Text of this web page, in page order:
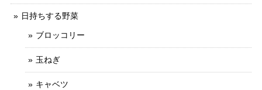
日持ちする野菜
ブロッコリー
玉ねぎ
キャベツ